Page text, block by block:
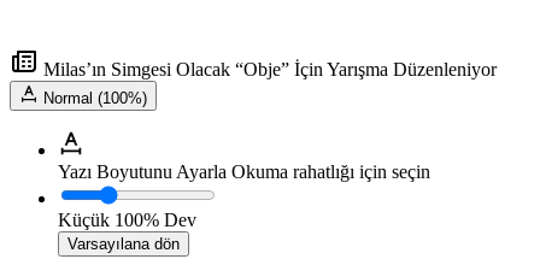
Milas’ın Simgesi Olacak “Obje” İçin Yarışma Düzenleniyor
Normal (100%)
Yazı Boyutunu Ayarla Okuma rahatlığı için seçin
Küçük 100% Dev
Varsayılana dön